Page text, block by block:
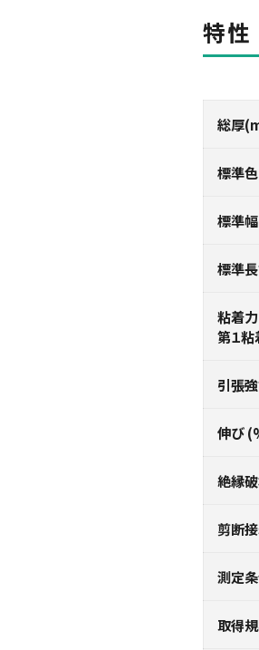
特性
総厚
標準色
標準
標準
粘着
第１
引張
伸び
絶縁
剪断
測定
取得